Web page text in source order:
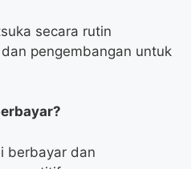
secara rutin
pengembangan untuk
berbayar dan